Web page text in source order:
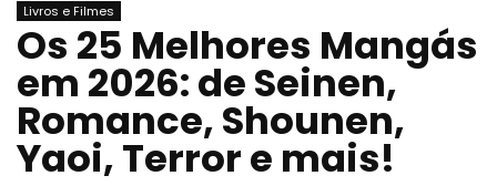
Livros e Filmes
Os 25 Melhores Mangás
em 2026: de Seinen,
Romance, Shounen,
Yaoi, Terror e mais!